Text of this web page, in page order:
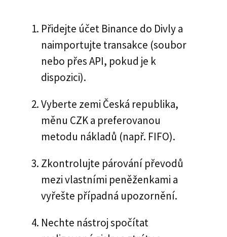
Přidejte účet Binance do Divly a
naimportujte transakce (soubor
nebo přes API, pokud je k
dispozici).
Vyberte zemi Česká republika,
měnu CZK a preferovanou
metodu nákladů (např. FIFO).
Zkontrolujte párování převodů
mezi vlastními peněženkami a
vyřešte případná upozornění.
Nechte nástroj spočítat